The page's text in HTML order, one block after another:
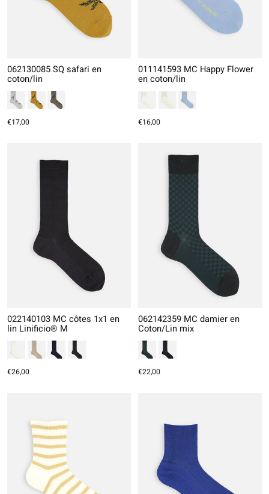
062130085 SQ safari en
coton/lin
€17,00
011141593 MC Happy Flower
en coton/lin
€16,00
022140103 MC côtes 1x1 en
lin Linificio® M
€26,00
062142359 MC damier en
Coton/Lin mix
€22,00